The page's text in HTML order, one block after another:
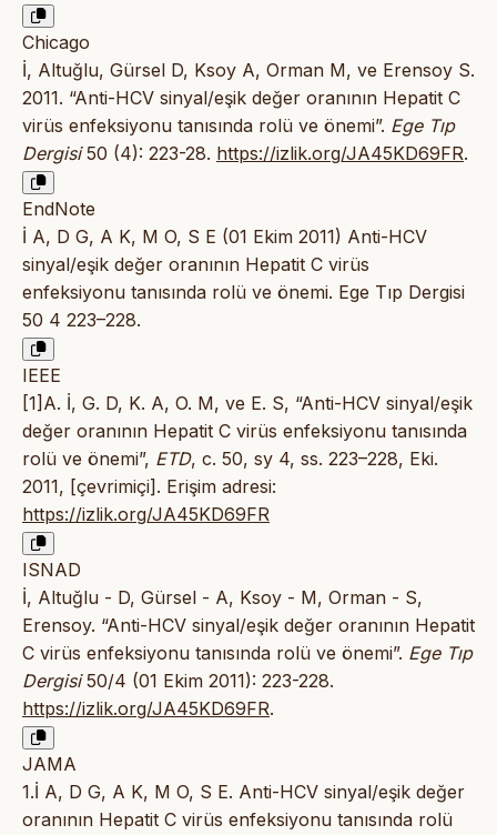
Chicago
İ, Altuğlu, Gürsel D, Ksoy A, Orman M, ve Erensoy S.
2011. “Anti-HCV sinyal/eşik değer oranının Hepatit C
virüs enfeksiyonu tanısında rolü ve önemi”. Ege Tıp
Dergisi50 (4): 223-28. https://izlik.org/JA45KD69FR.
EndNote
İ A, D G, A K, M O, S E (01 Ekim 2011) Anti-HCV
sinyal/eşik değer oranının Hepatit C virüs
enfeksiyonu tanısında rolü ve önemi. Ege Tıp Dergisi
50 4 223–228.
IEEE
[1]A. İ, G. D, K. A, O. M, ve E. S, “Anti-HCV sinyal/eşik
değer oranının Hepatit C virüs enfeksiyonu tanısında
rolü ve önemi”, ETD, c. 50, sy 4, ss. 223–228, Eki.
2011, [çevrimiçi]. Erişim adresi:
https://izlik.org/JA45KD69FR
ISNAD
İ, Altuğlu - D, Gürsel - A, Ksoy - M, Orman - S,
Erensoy. “Anti-HCV sinyal/eşik değer oranının Hepatit
C virüs enfeksiyonu tanısında rolü ve önemi”. Ege Tıp
Dergisi50/4 (01 Ekim 2011): 223-228.
https://izlik.org/JA45KD69FR.
JAMA
1.İ A, D G, A K, M O, S E. Anti-HCV sinyal/eşik değer
oranının Hepatit C virüs enfeksiyonu tanısında rolü